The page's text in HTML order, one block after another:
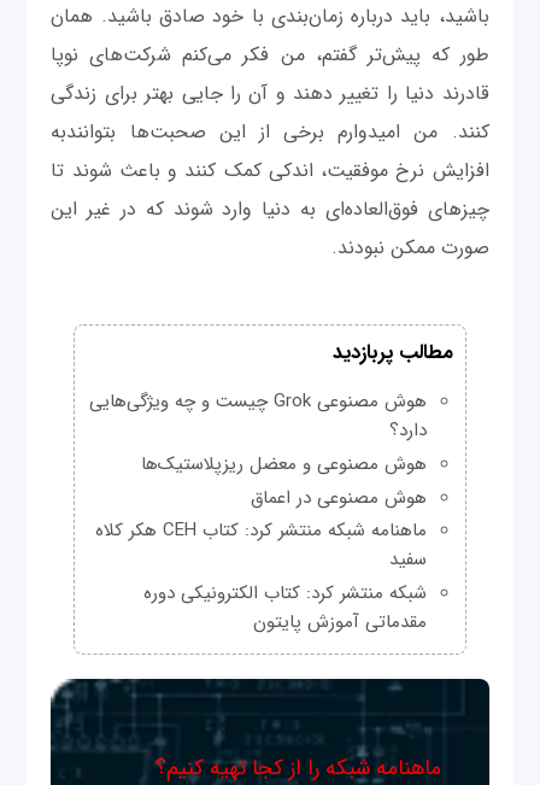
باشید، باید درباره زمان‌بندی با خود صادق باشید. همان
طور که پیش‌تر گفتم، من فکر می‌کنم شرکت‌های نوپا
قادرند دنیا را تغییر دهند و آن را جایی بهتر برای زندگی
کنند. من امیدوارم برخی از این صحبت‌ها بتوانندبه
افزایش نرخ موفقیت، اندکی کمک کنند و باعث شوند تا
چیزهای فوق‌العاده‌ای به دنیا وارد شوند که در غیر این
صورت ممکن نبودند.
مطالب پربازدید
هوش مصنوعی Grok چیست و چه ویژگی‌هایی
دارد؟
هوش مصنوعی و معضل ریزپلاستیک‌ها
هوش مصنوعی در اعماق
ماهنامه شبکه منتشر کرد: کتاب CEH هکر کلاه
سفید
شبکه منتشر کرد: کتاب الکترونیکی دوره
مقدماتی آموزش پایتون
ماهنامه شبکه را از کجا تهیه کنیم؟